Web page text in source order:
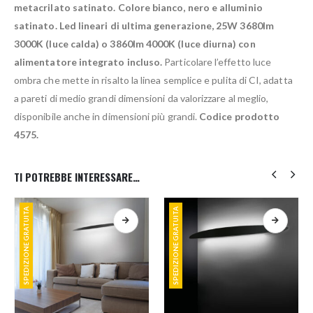
metacrilato satinato. Colore bianco, nero e alluminio
satinato. Led lineari di ultima generazione, 25W 3680lm
3000K (luce calda) o 3860lm 4000K (luce diurna) con
alimentatore integrato incluso. Particolare l’effetto luce
ombra che mette in risalto la linea semplice e pulita di CI, adatta
a pareti di medio grandi dimensioni da valorizzare al meglio,
disponibile anche in dimensioni più grandi. Codice prodotto
4575.
TI POTREBBE INTERESSARE…
SPEDIZIONE GRATUITA SPEDIZIONE GRATUITA